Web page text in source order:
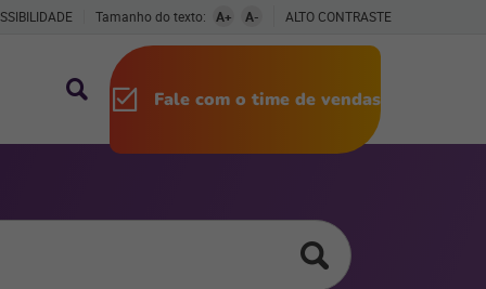
Tamanho do texto: A+ A- ALTO CONTRASTE
Fale com o time de vendas